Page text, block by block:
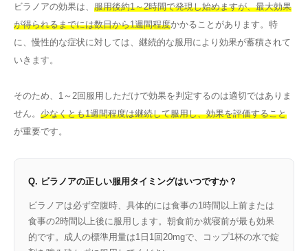
ビラノアの効果は、 服用後約1～2時間で発現し始めますが、最大効果
が得られるまでには数日から1週間程度かかることがあります。特
に、慢性的な症状に対しては、継続的な服用により効果が蓄積されて
いきます。
そのため、1～2回服用しただけで効果を判定するのは適切ではありま
せん。 少なくとも1週間程度は継続して服用し、効果を評価すること
が重要です。
Q. ビラノアの正しい服用タイミングはいつですか？
ビラノアは必ず空腹時、具体的には食事の1時間以上前または
食事の2時間以上後に服用します。朝食前か就寝前が最も効果
的です。成人の標準用量は1日1回20mgで、コップ1杯の水で錠